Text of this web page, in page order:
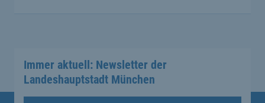
Immer aktuell: Newsletter der
Landeshauptstadt München